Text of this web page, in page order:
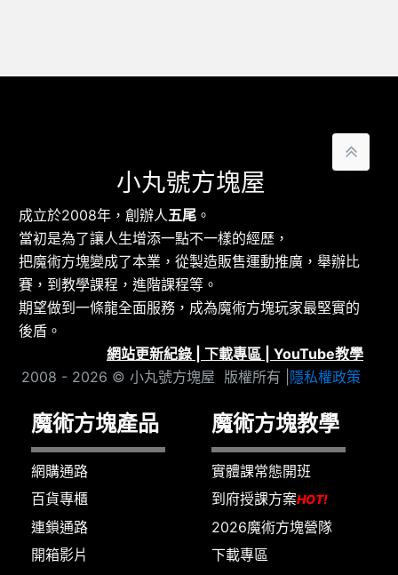
小丸號方塊屋
成立於2008年，創辦人 五尾 。
當初是為了讓人生增添一點不一樣的經歷，
把魔術方塊變成了本業，從製造販售運動推廣，舉辦比
賽，到教學課程，進階課程等。
期望做到一條龍全面服務，成為魔術方塊玩家最堅實的
後盾。
網站更新紀錄
下載專區
YouTube教學
2008 - 2026 © 小丸號方塊屋 版權所有 | 隱私權政策
魔術方塊產品
網購通路
百貨專櫃
連鎖通路
開箱影片
魔術方塊教學
實體課常態開班
到府授課方案HOT!
2026魔術方塊營隊
下載專區